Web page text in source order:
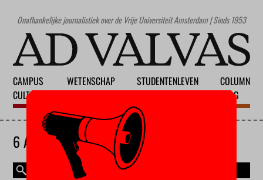
Onafhankelijke journalistiek over de Vrije Universiteit Amsterdam | Sinds 1953
CAMPUS
CULTUUR
WETENSCHAP
STUDENTENLEVEN
COLUMN
BLOG
6 AUGUSTUS 2026